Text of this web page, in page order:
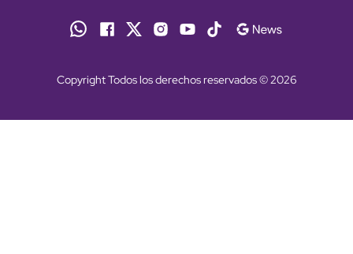
Copyright Todos los derechos reservados © 2026